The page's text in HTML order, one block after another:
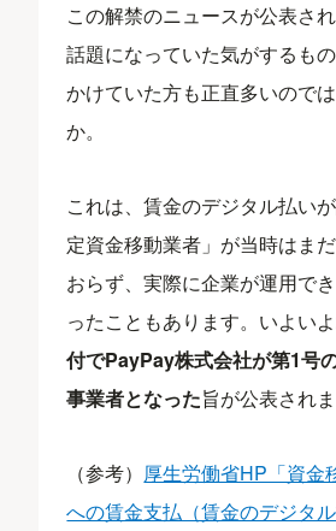
この解禁のニュースが公表さ
話題になっていた気がするも
かけていた方も正直多いので
か。
これは、賃金のデジタル払い
定資金移動業者」が当時はま
おらず、実際に企業が運用で
ったこともあります。いよいよ
付でPayPay株式会社が第1号
事業者となった旨が公表されま
（参考） 厚生労働省HP「資金
への賃金支払（賃金のデジタ